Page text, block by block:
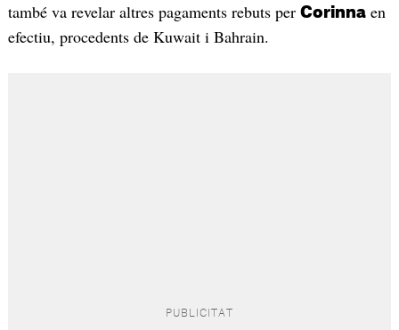
també va revelar altres pagaments rebuts per Corinnaen
efectiu, procedents de Kuwait i Bahrain.